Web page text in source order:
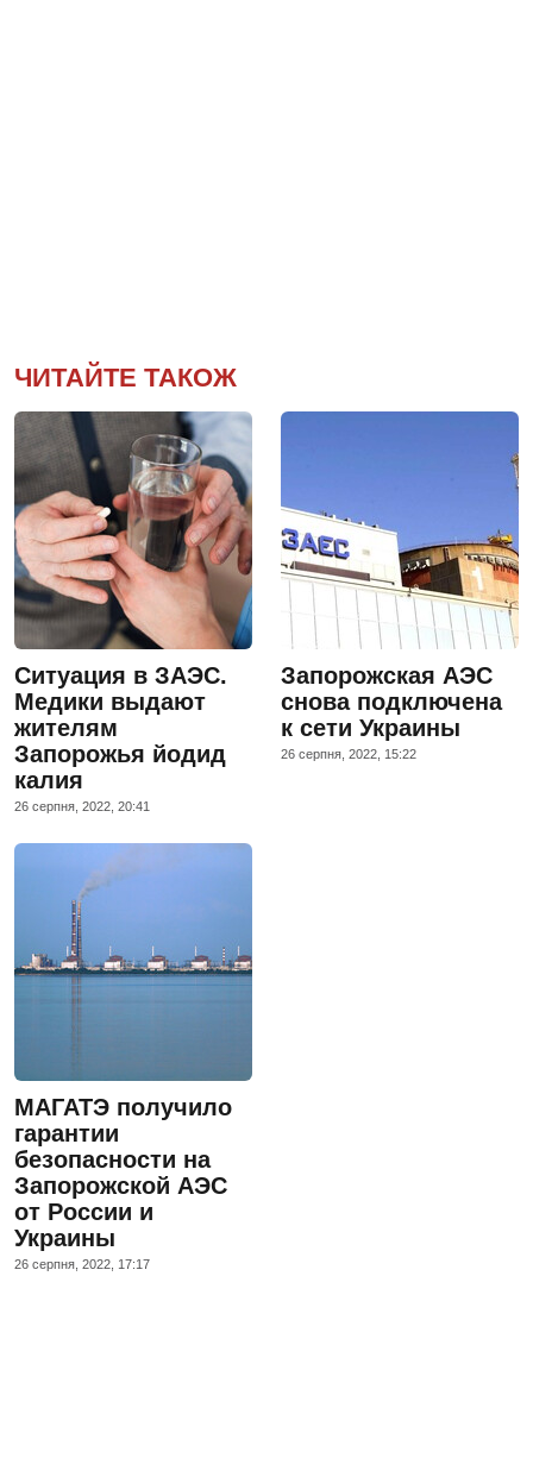
ЧИТАЙТЕ ТАКОЖ
Ситуация в ЗАЭС.
Медики выдают
жителям
Запорожья йодид
калия
26 серпня, 2022, 20:41
Запорожская АЭС
снова подключена
к сети Украины
26 серпня, 2022, 15:22
МАГАТЭ получило
гарантии
безопасности на
Запорожской АЭС
от России и
Украины
26 серпня, 2022, 17:17